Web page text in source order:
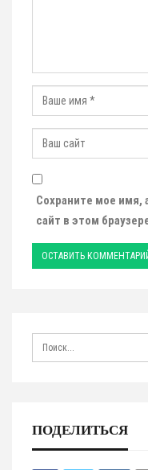
Сохраните мое имя,
сайт в этом
ПОДЕЛИТЬСЯ